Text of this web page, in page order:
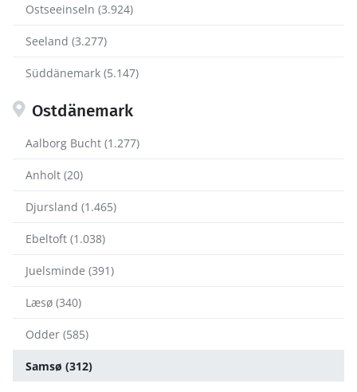
Ostseeinseln (3.924)
Seeland (3.277)
Süddänemark (5.147)
Ostdänemark
Aalborg Bucht (1.277)
Anholt (20)
Djursland (1.465)
Ebeltoft (1.038)
Juelsminde (391)
Læsø (340)
Odder (585)
Samsø (312)